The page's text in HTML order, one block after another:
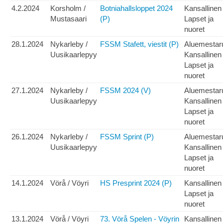
4.2.2024
Korsholm /
Mustasaari
Botniahallsloppet 2024
(P)
Kansallinen
Lapset ja
nuoret
28.1.2024
Nykarleby /
Uusikaarlepyy
FSSM Stafett, viestit (P)
Kansallinen
Lapset ja
nuoret
27.1.2024
Nykarleby /
Uusikaarlepyy
FSSM 2024 (V)
Kansallinen
Lapset ja
nuoret
26.1.2024
Nykarleby /
Uusikaarlepyy
FSSM Sprint (P)
Kansallinen
Lapset ja
nuoret
14.1.2024
Vörå / Vöyri HS Presprint 2024 (P)
Kansallinen
Lapset ja
nuoret
13.1.2024
Vörå / Vöyri
73. Vörå Spelen - Vöyrin
Kansallinen